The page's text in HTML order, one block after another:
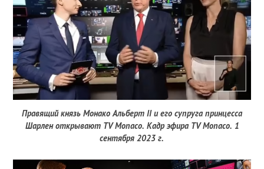
Правящий князь Монако Альберт II и его супруга принцесса
Шарлен открывают TV Monaco. Кадр эфира TV Monaco. 1
сентября 2023 г.